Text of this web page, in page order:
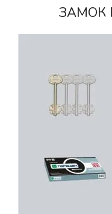
ЗАМОК